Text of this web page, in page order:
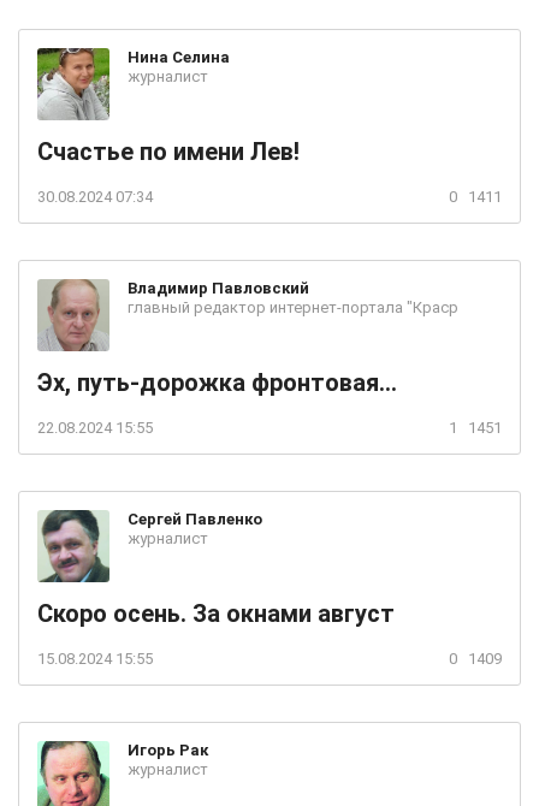
Нина Селина
журналист
Счастье по имени Лев!
30.08.2024 07:34 0 1411
Владимир Павловский
главный редактор интернет-портала "Краср
Эх, путь-дорожка фронтовая...
22.08.2024 15:55 1 1451
Сергей Павленко
журналист
Скоро осень. За окнами август
15.08.2024 15:55 0 1409
Игорь Рак
журналист